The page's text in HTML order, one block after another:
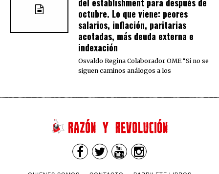
octubre. Lo que viene: peores
salarios, inflación, paritarias
acotadas, más deuda externa e
indexación
Osvaldo Regina Colaborador OME “Si no se
siguen caminos análogos a los